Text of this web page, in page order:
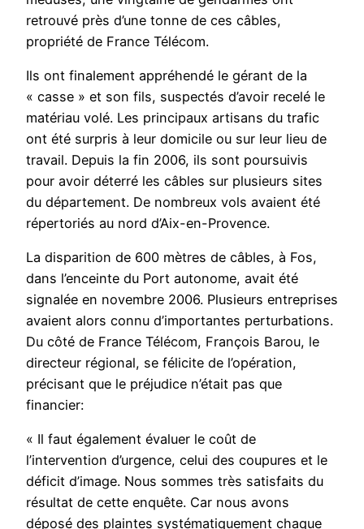
retrouvé près d’une tonne de ces câbles,
propriété de France Télécom.
Ils ont finalement appréhendé le gérant de la
« casse » et son fils, suspectés d’avoir recelé le
matériau volé. Les principaux artisans du trafic
ont été surpris à leur domicile ou sur leur lieu de
travail. Depuis la fin 2006, ils sont poursuivis
pour avoir déterré les câbles sur plusieurs sites
du département. De nombreux vols avaient été
répertoriés au nord d’Aix-en-Provence.
La disparition de 600 mètres de câbles, à Fos,
dans l’enceinte du Port autonome, avait été
signalée en novembre 2006. Plusieurs entreprises
avaient alors connu d’importantes perturbations.
Du côté de France Télécom, François Barou, le
directeur régional, se félicite de l’opération,
précisant que le préjudice n’était pas que
financier:
« Il faut également évaluer le coût de
l’intervention d’urgence, celui des coupures et le
déficit d’image. Nous sommes très satisfaits du
résultat de cette enquête. Car nous avons
déposé des plaintes systématiquement chaque